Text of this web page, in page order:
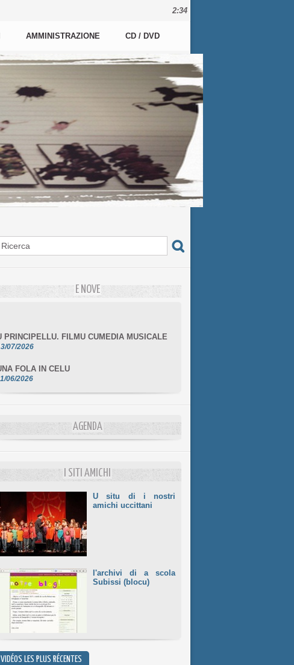
2:34
AMMINISTRAZIONE CD / DVD
E NOVE
10/06/2026
10/06/2026 AGENDA
I SITI AMICHI
U situ di i nostri
amichi uccittani
l'archivi di a scola
Subissi (blocu)
VIDÉOS LES PLUS RÉCENTES